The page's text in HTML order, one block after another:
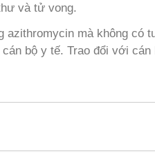
và tử vong.
azithromycin mà không có
bộ y tế. Trao đổi với